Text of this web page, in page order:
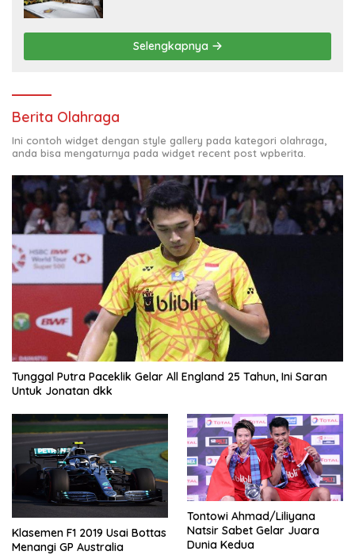
Selengkapnya
Berita Olahraga
Ini contoh widget dengan style gallery pada kategori olahraga,
anda bisa mengaturnya pada widget recent post wpberita.
Tunggal Putra Paceklik Gelar All England 25 Tahun, Ini Saran
Untuk Jonatan dkk
Klasemen F1 2019 Usai Bottas
Menangi GP Australia
Tontowi Ahmad/Liliyana
Natsir Sabet Gelar Juara
Dunia Kedua